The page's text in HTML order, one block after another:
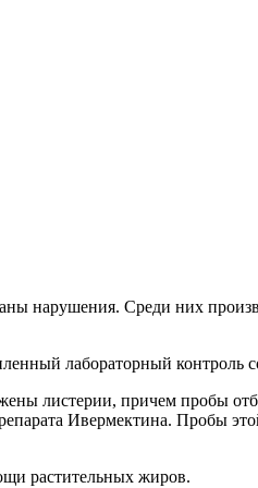
нарушения. Среди них
лабораторный контроль
листерии, причем пробы
Ивермектина. Пробы
растительных жиров.